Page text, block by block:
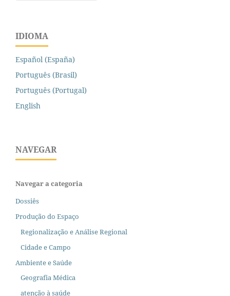
IDIOMA
Español (España)
Português (Brasil)
Português (Portugal)
English
NAVEGAR
Navegar a categoria
Dossiês
Produção do Espaço
Regionalização e Análise Regional
Cidade e Campo
Ambiente e Saúde
Geografia Médica
atenção à saúde